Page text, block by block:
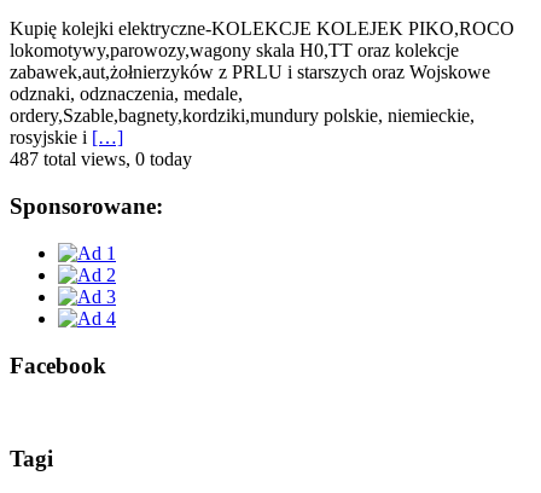
Kupię kolejki elektryczne-KOLEKCJE KOLEJEK PIKO,ROCO
lokomotywy,parowozy,wagony skala H0,TT oraz kolekcje
zabawek,aut,żołnierzyków z PRLU i starszych oraz Wojskowe
odznaki, odznaczenia, medale,
ordery,Szable,bagnety,kordziki,mundury polskie, niemieckie,
rosyjskie i […]
487 total views, 0 today
Sponsorowane:
Facebook
Tagi